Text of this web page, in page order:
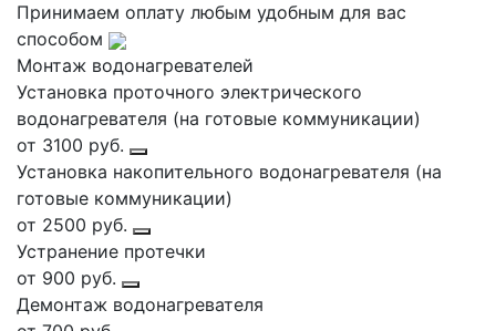
Принимаем оплату любым удобным для вас
способом
Монтаж водонагревателей
Установка проточного электрического
водонагревателя (на готовые коммуникации)
от 3100 руб.
Установка накопительного водонагревателя (на
готовые коммуникации)
от 2500 руб.
Устранение протечки
от 900 руб.
Демонтаж водонагревателя